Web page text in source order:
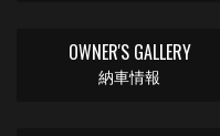
OWNER'S GALLERY
納車情報